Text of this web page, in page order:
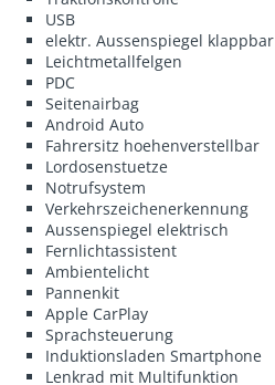
USB
elektr. Aussenspiegel klappbar
Leichtmetallfelgen
PDC
Seitenairbag
Android Auto
Fahrersitz hoehenverstellbar
Lordosenstuetze
Notrufsystem
Verkehrszeichenerkennung
Aussenspiegel elektrisch
Fernlichtassistent
Ambientelicht
Pannenkit
Apple CarPlay
Sprachsteuerung
Induktionsladen Smartphone
Lenkrad mit Multifunktion